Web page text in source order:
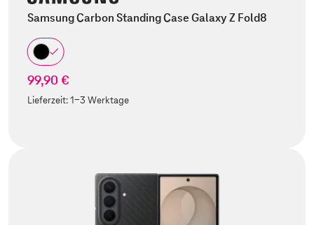
Samsung Carbon Standing Case Galaxy Z Fold8
99,90 €
Lieferzeit:1-3 Werktage